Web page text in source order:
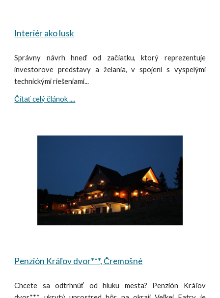
Interiér ako lusk
Správny návrh hneď od začiatku, ktorý reprezentuje
investorove predstavy a želania, v spojení s vyspelými
technickými riešeniami...
Čítať celý článok ....
Penzión Kráľov dvor***, Čremošné
Chcete sa odtrhnúť od hluku mesta? Penzión Kráľov